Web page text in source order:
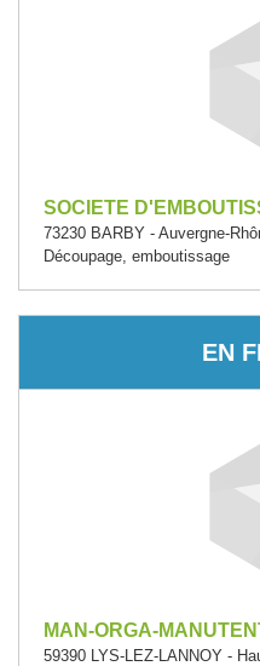
SOCIETE
73230 BARBY - Auvergne-
Découpage, emboutissage
EN
MAN-ORGA-
59390 LYS-LEZ-LANNOY -